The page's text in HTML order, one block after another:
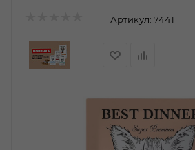
Артикул: 7441